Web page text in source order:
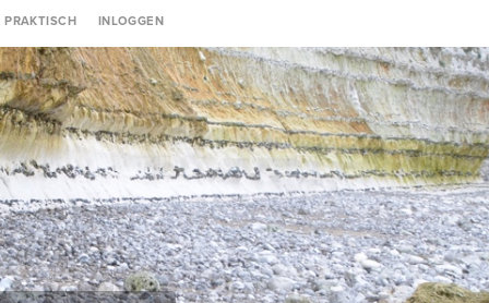
Gebruikersmenu
INLOGGEN
PRAKTISCH